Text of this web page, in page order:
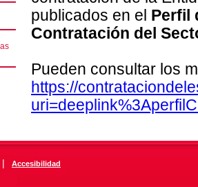
publicados en el Perfil
Contratación del
Pueden consultar los
https://
| Accesibilidad